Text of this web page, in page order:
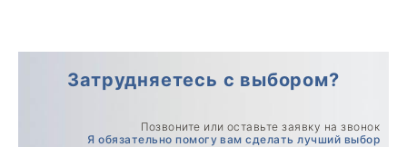
Затрудняетесь с выбором?
Позвоните или оставьте заявку на звонок
Я обязательно помогу вам сделать лучший выбор